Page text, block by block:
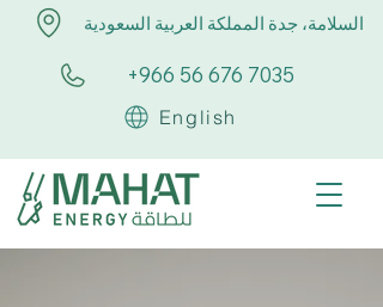
السلامة، جدة المملكة العربية السعودية
+966 56 676 7035
English